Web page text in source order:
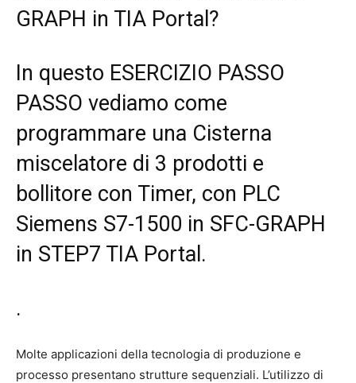
GRAPH in TIA Portal?
In questo ESERCIZIO PASSO
PASSO vediamo come
programmare una Cisterna
miscelatore di 3 prodotti e
bollitore con Timer, con PLC
Siemens S7-1500 in SFC-GRAPH
in STEP7 TIA Portal.
.
Molte applicazioni della tecnologia di produzione e
processo presentano strutture sequenziali. L’utilizzo di